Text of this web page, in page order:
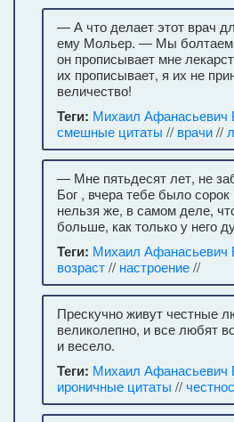
— А что делает этот врач
ему Мольер. — Мы болтаем
он прописывает мне
их прописывает, я их не
величество!
Теги: Михаил Афанасьевич
смешные цитаты // врачи//
— Мне пятьдесят лет, не
Бог , вчера тебе было
нельзя же, в самом деле,
больше, как только у него
Теги: Михаил Афанасьевич
возраст// настроение//
Прескучно живут честные
великолепно, и все любят
и весело.
Теги: Михаил Афанасьевич
ироничные цитаты //